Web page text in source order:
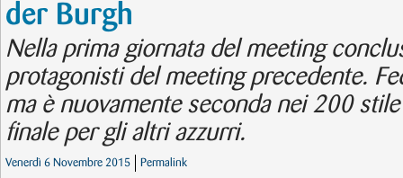
der Burgh
Nella prima giornata del meeting
protagonisti del meeting precedente.
ma è nuovamente seconda nei 200
finale per gli altri azzurri.
Venerdì 6 Novembre 2015 Permalink